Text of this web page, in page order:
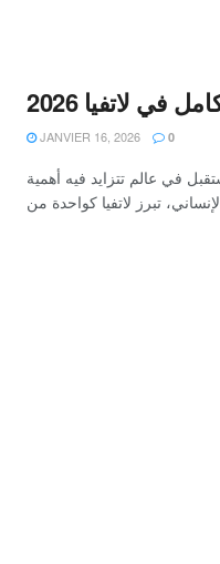
في لاتفيا 2026
JANVIER 16, 2026 0
في عالم تتزايد فيه أهمية